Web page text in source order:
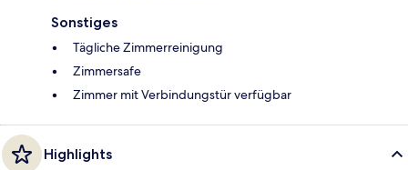
Sonstiges
Tägliche Zimmerreinigung
Zimmersafe
Zimmer mit Verbindungstür verfügbar
Highlights